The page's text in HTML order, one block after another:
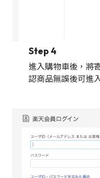
Step 4
進入購物車後，將
認商品無誤後可進